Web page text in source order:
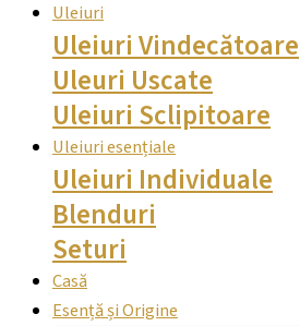
Uleiuri
Uleiuri Vindecătoare
Uleuri Uscate
Uleiuri Sclipitoare
Uleiuri esențiale
Uleiuri Individuale
Blenduri
Seturi
Casă
Esență și Origine